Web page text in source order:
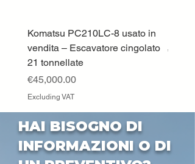
Komatsu PC210LC-8 usato in
vendita – Escavatore cingolato
21 tonnellate
Price
€45,000.00
Excluding VAT
Price
HAI BISOGNO DI
INFORMAZIONI O DI